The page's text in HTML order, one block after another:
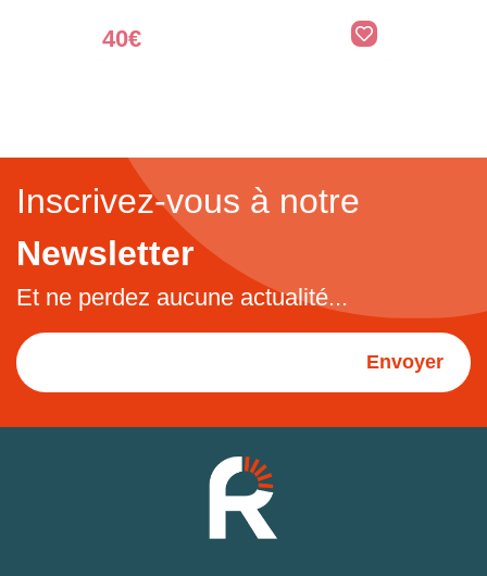
40€
Inscrivez-vous à notre
Newsletter
Et ne perdez aucune actualité...
Envoyer